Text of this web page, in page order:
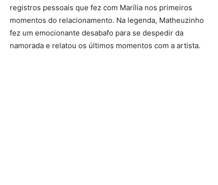
registros pessoais que fez com Marília nos primeiros
momentos do relacionamento. Na legenda, Matheuzinho
fez um emocionante desabafo para se despedir da
namorada e relatou os últimos momentos com a artista.